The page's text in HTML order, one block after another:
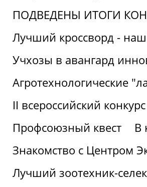
ПОДВЕДЕНЫ ИТОГИ
Лучший кроссворд -
Учхозы в авангард
Агротехнологические
II всероссийский
Профсоюзный квест
В
Знакомство с Центром
Лучший зоотехник-